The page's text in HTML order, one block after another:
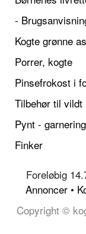
-
Kogte grønne
Porrer, kogte
Pinsefrokost i
Tilbehør til vildt
Pynt -
Finker
Foreløbig
Annoncer •
Copyright ©